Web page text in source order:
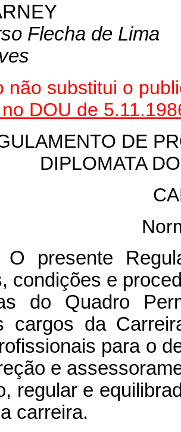
Flecha de Lima
não substitui o
DOU de
DE
DIPLOMATA
O presente
condições e
do Quadro
cargos da
para o
e
regular e
carreira.